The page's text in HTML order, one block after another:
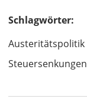
Schlagwörter:
Austeritätspolitik
Steuersenkungen